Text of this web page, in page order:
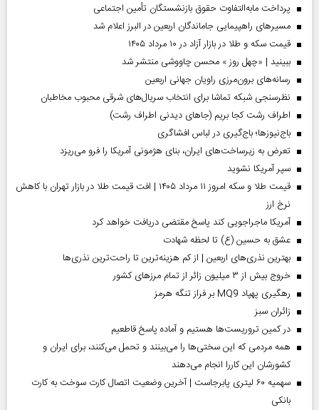
پرداخت مابه‌التفاوت حقوق بازنشستگان تأمین اجتماعی
مسیر‌های راهپیمایی جاماندگان اربعین در البرز اعلام شد
قیمت سکه و طلا در بازار آزاد در ۱۰ مرداد ۱۴۰۵
ببینید | «چهل روز » محسن چاووشی منتشر شد
رسانه‌های برون‌مرزی راویان جهانی اربعین
نظرسنجی شبکه تماشا برای انتخاب سریال‌های شرقی محبوب مخاطبان
اطراف رشت کجا بریم (جاهای دیدنی اطراف رشت)
باج‌نیوزها؛ باج‌گیری در لباس افشاگری
تعرض به زیرساخت‌های ایران، بنای هژمونی آمریکا را فرو می‌ریزد
سپر آمریکا نشوید
قیمت طلا و سکه امروز ۱۱ مرداد ۱۴۰۵ | افت قیمت طلا در بازار تهران با کاهش
نرخ ارز
آمریکا ماجراجویی کند پاسخ مقتضی دریافت خواهد کرد
عشق به حسین (ع) تا لحظه شهادت
بهترین نذری‌های اربعین | از کم هزینه‌ترین تا راحت‌ترین نذری‌ها
خروج بیش از ۳ میلیون زائر از تمام مرز‌های کشور
رهگیری پهپاد MQ9 بر فراز تنگه هرمز
‌زائران سبز
در کمین تروریست‌ها هستیم و آماده پاسخ قاطعیم
همه مردمی که این سختی‌ها را می‌بینند و تحمل می‌کنند، برای ایران و
کشورشان این کاررا انجام می‌دهند
سهمیه ۶۰ لیتری پابرجاست | آخرین وضعیت اتصال کارت سوخت به کارت
بانکی